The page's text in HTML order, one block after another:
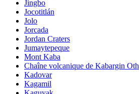
Jingbo
Jocotitlán
Jolo
Jorcada
Jordan Craters
Jumaytepeque
Mont Kaba
Chaîne volcanique de Kabargin Oth
Kadovar
Kagamil